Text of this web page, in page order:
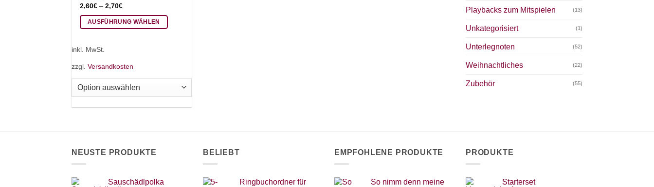
2,60€ –2,70€
AUSFÜHRUNG WÄHLEN
mehrere
Varianten
auf.
Produktseite
inkl. MwSt.
zzgl. Versandkosten
Playbacks zum Mitspielen (13)
Unkategorisiert (1)
Unterlegnoten (52)
Weihnachtliches (22)
Zubehör (55)
NEUSTE PRODUKTE
Sauschädlpolka
BELIEBT
Ringbuchordner für
EMPFOHLENE PRODUKTE
So nimm denn meine
PRODUKTE
Starterset